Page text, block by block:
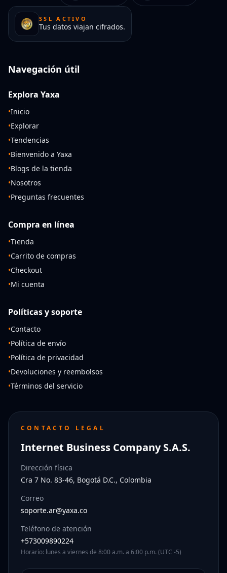
SSL ACTIVO
Tus datos viajan cifrados.
Navegación útil
Explora Yaxa
•Inicio
•Explorar
•Tendencias
•Bienvenido a Yaxa
•Blogs de la tienda
•Nosotros
•Preguntas frecuentes
Compra en línea
•Tienda
•Carrito de compras
•Checkout
•Mi cuenta
Políticas y soporte
•Contacto
•Política de envío
•Política de privacidad
•Devoluciones y reembolsos
•Términos del servicio
CONTACTO LEGAL
Internet Business Company S.A.S.
Dirección física
Cra 7 No. 83-46, Bogotá D.C., Colombia
Correo
soporte.ar@yaxa.co
Teléfono de atención
+573009890224
Horario: lunes a viernes de 8:00 a.m. a 6:00 p.m. (UTC -5)